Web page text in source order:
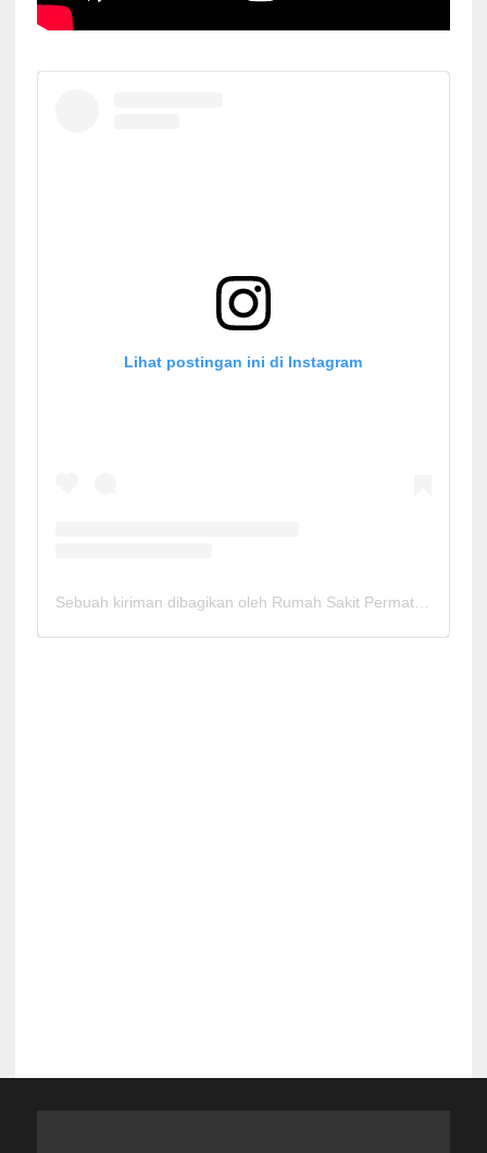
Lihat postingan ini di Instagram
Sebuah kiriman dibagikan oleh Rumah Sakit Permata Cirebon (@rspermatacirebon)